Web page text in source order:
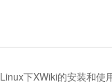
Linux下XWiki的安装和使